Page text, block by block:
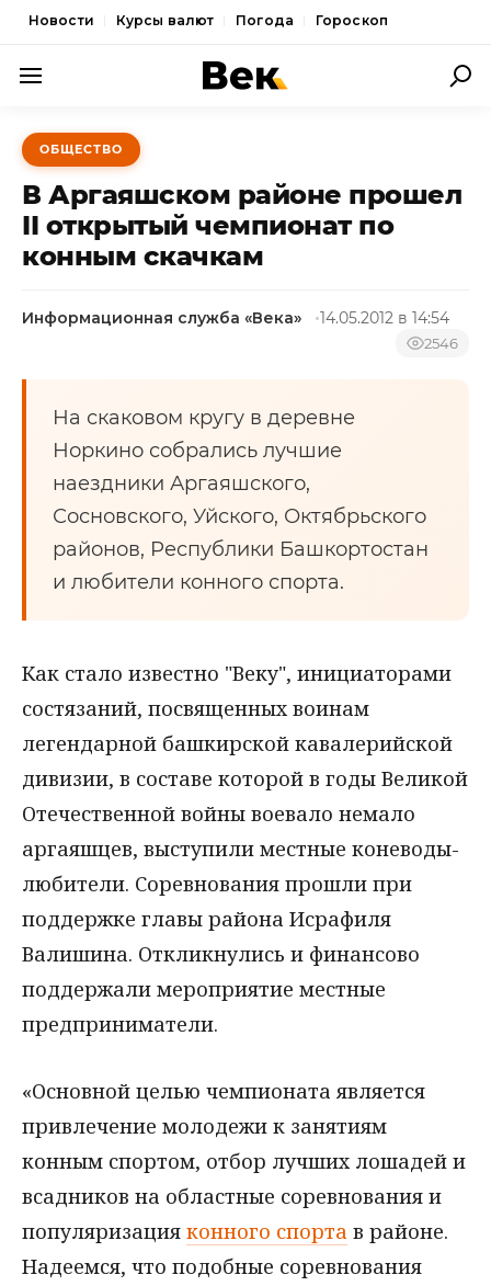
Новости Курсы валют Погода Гороскоп
ПОЛИТИКА
ЭКОНОМИКА
ОБЩЕСТВО
СПОРТ
ОБЩЕСТВО
В Аргаяшском районе прошел
II открытый чемпионат по
конным скачкам
Информационная служба «Века» 14.05.2012 в 14:54
2546
На скаковом кругу в деревне
Норкино собрались лучшие
наездники Аргаяшского,
Сосновского, Уйского, Октябрьского
районов, Республики Башкортостан
и любители конного спорта.
Как стало известно "Веку", инициаторами
состязаний, посвященных воинам
легендарной башкирской кавалерийской
дивизии, в составе которой в годы Великой
Отечественной войны воевало немало
аргаяшцев, выступили местные коневоды-
любители. Соревнования прошли при
поддержке главы района Исрафиля
Валишина. Откликнулись и финансово
поддержали мероприятие местные
предприниматели.
«Основной целью чемпионата является
привлечение молодежи к занятиям
конным спортом, отбор лучших лошадей и
всадников на областные соревнования и
популяризация конного спорта в районе.
Надеемся, что подобные соревнования